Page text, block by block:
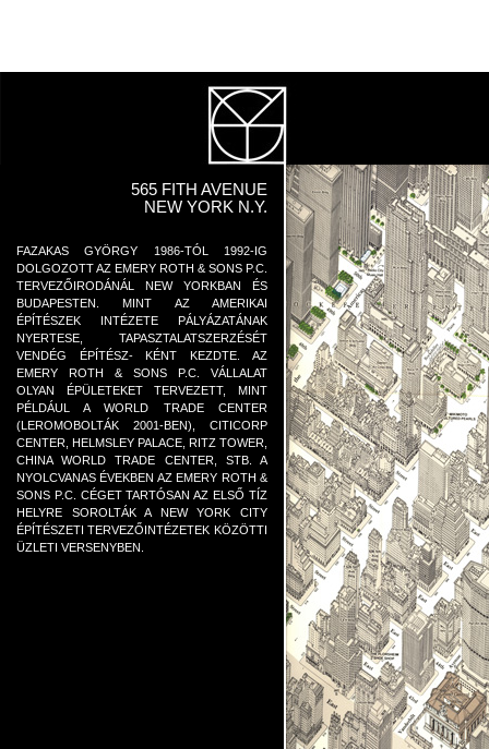
565 FITH AVENUE
NEW YORK N.Y.
FAZAKAS GYÖRGY 1986-TÓL 1992-IG
DOLGOZOTT AZ EMERY ROTH & SONS P.C.
TERVEZŐIRODÁNÁL NEW YORKBAN ÉS
BUDAPESTEN. MINT AZ AMERIKAI
ÉPÍTÉSZEK INTÉZETE PÁLYÁZATÁNAK
NYERTESE, TAPASZTALATSZERZÉSÉT
VENDÉG ÉPÍTÉSZ- KÉNT KEZDTE. AZ
EMERY ROTH & SONS P.C. VÁLLALAT
OLYAN ÉPÜLETEKET TERVEZETT, MINT
PÉLDÁUL A WORLD TRADE CENTER
(LEROMOBOLTÁK 2001-BEN), CITICORP
CENTER, HELMSLEY PALACE, RITZ TOWER,
CHINA WORLD TRADE CENTER, STB. A
NYOLCVANAS ÉVEKBEN AZ EMERY ROTH &
SONS P.C. CÉGET TARTÓSAN AZ ELSŐ TÍZ
HELYRE SOROLTÁK A NEW YORK CITY
ÉPÍTÉSZETI TERVEZŐINTÉZETEK KÖZÖTTI
ÜZLETI VERSENYBEN.